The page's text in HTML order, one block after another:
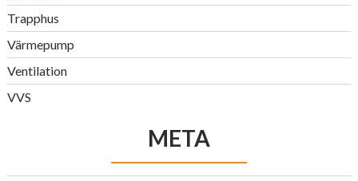
Trapphus
Värmepump
Ventilation
VVS
META